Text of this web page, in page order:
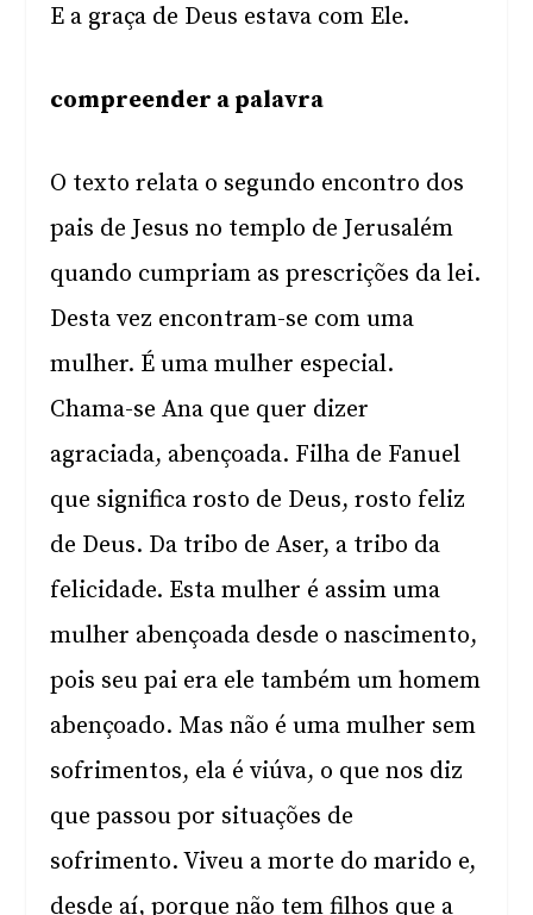
E a graça de Deus estava com Ele.
compreender a palavra
O texto relata o segundo encontro dos
pais de Jesus no templo de Jerusalém
quando cumpriam as prescrições da lei.
Desta vez encontram-se com uma
mulher. É uma mulher especial.
Chama-se Ana que quer dizer
agraciada, abençoada. Filha de Fanuel
que significa rosto de Deus, rosto feliz
de Deus. Da tribo de Aser, a tribo da
felicidade. Esta mulher é assim uma
mulher abençoada desde o nascimento,
pois seu pai era ele também um homem
abençoado. Mas não é uma mulher sem
sofrimentos, ela é viúva, o que nos diz
que passou por situações de
sofrimento. Viveu a morte do marido e,
desde aí, porque não tem filhos que a